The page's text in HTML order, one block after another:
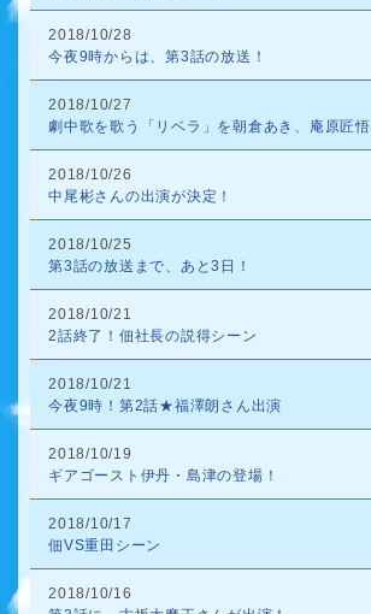
2018/10/28
今夜9時からは、第3話の放送！
2018/10/27
劇中歌を歌う「リベラ」を朝倉あき、庵原匠悟
2018/10/26
中尾彬さんの出演が決定！
2018/10/25
第3話の放送まで、あと3日！
2018/10/21
2話終了！佃社長の説得シーン
2018/10/21
今夜9時！第2話★福澤朗さん出演
2018/10/19
ギアゴースト伊丹・島津の登場！
2018/10/17
佃VS重田シーン
2018/10/16